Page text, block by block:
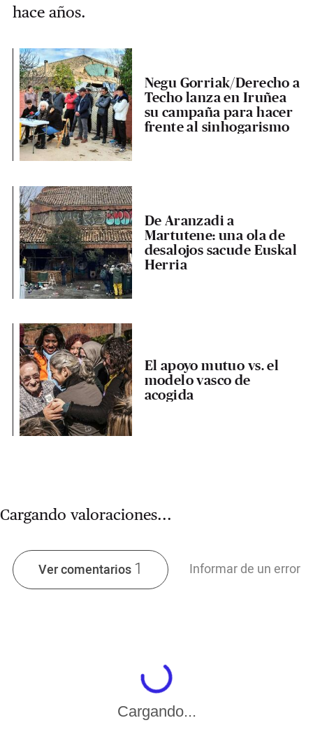
hace años.
Negu Gorriak/Derecho a
Techo lanza en Iruñea
su campaña para hacer
frente al sinhogarismo
De Aranzadi a
Martutene: una ola de
desalojos sacude Euskal
Herria
El apoyo mutuo vs. el
modelo vasco de
acogida
Cargando valoraciones...
Ver comentarios 1 Informar de un error
Cargando...